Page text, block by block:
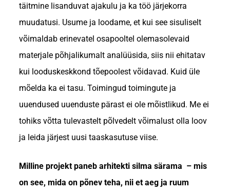
täitmine lisanduvat ajakulu ja ka töö järjekorra
muudatusi. Usume ja loodame, et kui see sisuliselt
võimaldab erinevatel osapooltel olemasolevaid
materjale põhjalikumalt analüüsida, siis nii ehitatav
kui looduskeskkond tõepoolest võidavad. Kuid üle
mõelda ka ei tasu. Toimingud toimingute ja
uuendused uuenduste pärast ei ole mõistlikud. Me ei
tohiks võtta tulevastelt põlvedelt võimalust olla loov
ja leida järjest uusi taaskasutuse viise.
Milline projekt paneb arhitekti silma särama – mis
on see, mida on põnev teha, nii et aeg ja ruum